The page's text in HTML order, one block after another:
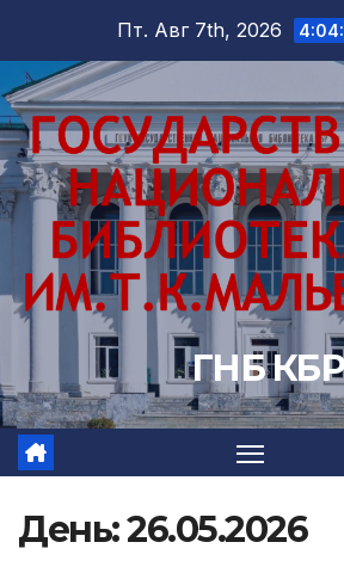
содержимому
Пт. Авг 7th, 2026
ГНБ КБР
День:26.05.2026